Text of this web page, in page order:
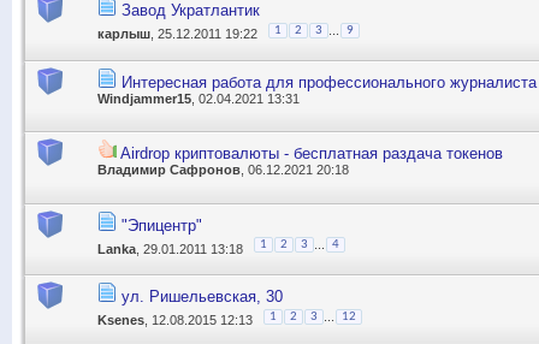
Завод Укратлантик
карлыш , 25.12.2011 19:22 1 2 3 9
Интересная работа для профессионального
Windjammer15 , 02.04.2021 13:31
Airdrop криптовалюты - бесплатная раздача токенов
Владимир Сафронов , 06.12.2021 20:18
"Эпицентр"
Lanka , 29.01.2011 13:18 1 2 3 4
ул. Ришельевская, 30
Ksenes , 12.08.2015 12:13 1 2 3 12